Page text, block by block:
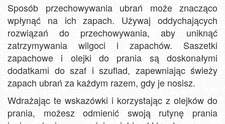
Sposób przechowywania ubrań może znacząco
wpłynąć na ich zapach. Używaj oddychających
rozwiązań do przechowywania, aby uniknąć
zatrzymywania wilgoci i zapachów. Saszetki
zapachowe i olejki do prania są doskonałymi
dodatkami do szaf i szuflad, zapewniając świeży
zapach ubrań za każdym razem, gdy je nosisz.
Wdrażając te wskazówki i korzystając z olejków do
prania, możesz odmienić swoją rutynę prania